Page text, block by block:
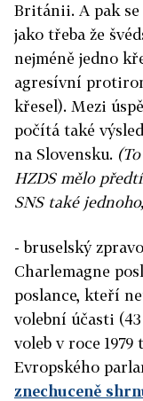
Británii. A pak se
jako třeba že
nejméně jedno
agresívní
křesel). Mezi
počítá také
na Slovensku.
HZDS mělo
SNS také
- bruselský
Charlemagne
poslance, kteří
volební účasti
voleb v roce
Evropského
znechuceně